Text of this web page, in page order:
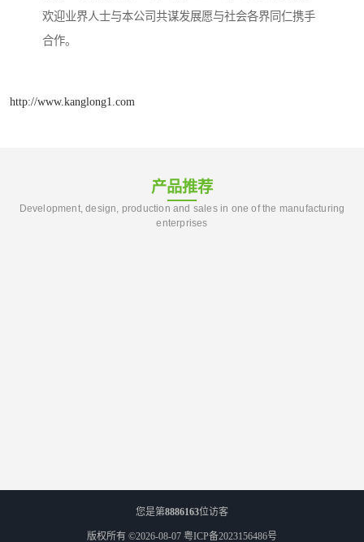
欢迎业界人士与本公司共谋发展愿与社会各界同仁携手
合作。
http://www.kanglong1.com
产品推荐
Development, design, production and sales in one of the manufacturing
enterprises
您是第8886163位访客
版权所有 ©2026-08-07 粤ICP备2023156486号